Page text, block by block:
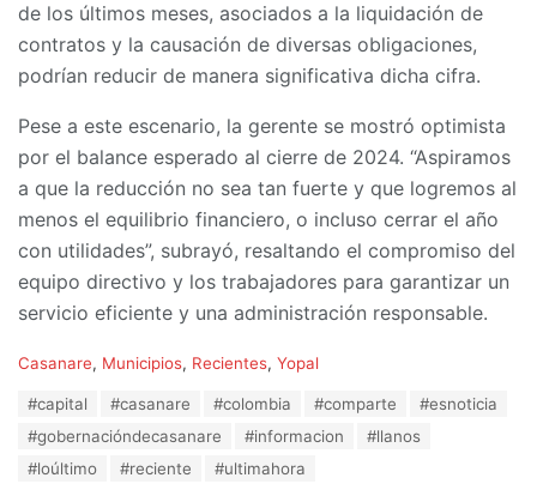
de los últimos meses, asociados a la liquidación de
contratos y la causación de diversas obligaciones,
podrían reducir de manera significativa dicha cifra.
Pese a este escenario, la gerente se mostró optimista
por el balance esperado al cierre de 2024. “Aspiramos
a que la reducción no sea tan fuerte y que logremos al
menos el equilibrio financiero, o incluso cerrar el año
con utilidades”, subrayó, resaltando el compromiso del
equipo directivo y los trabajadores para garantizar un
servicio eficiente y una administración responsable.
C
Casanare, Municipios, Recientes, Yopal
#capital #casanare #colombia #comparte
#esnoticia
#gobernacióndecasanare
#informacion
#llanos
#loúltimo
#reciente #ultimahora